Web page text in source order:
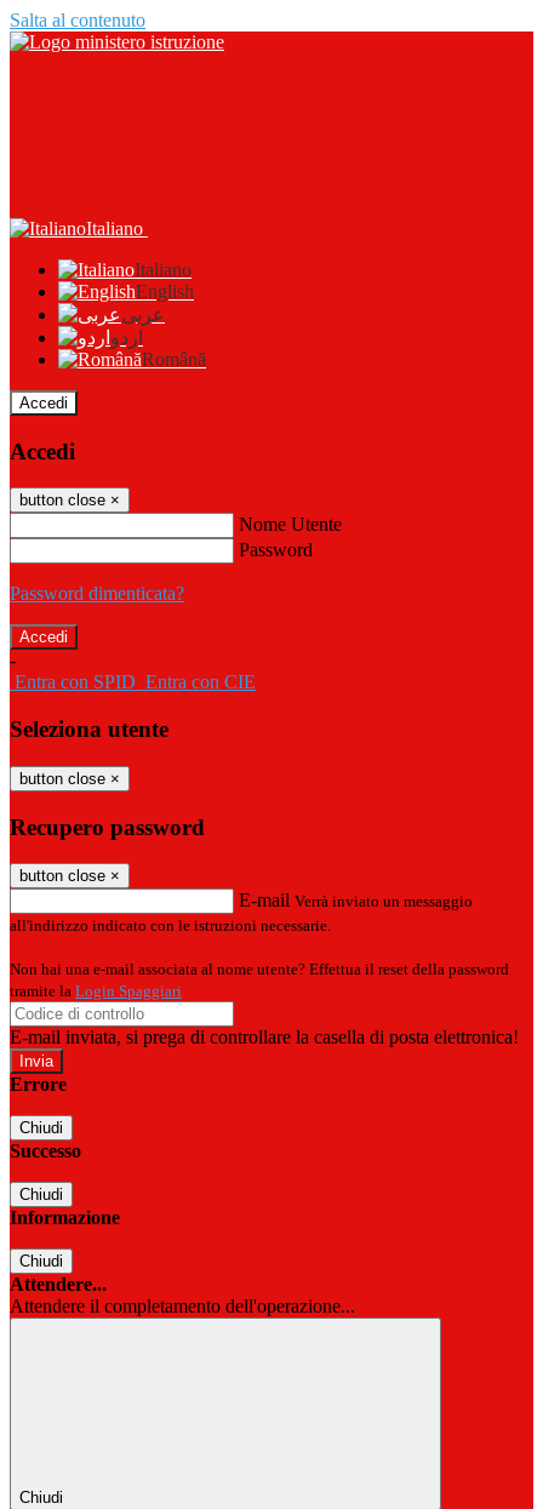
Salta al contenuto
Italiano
Italiano
English
عربى
اردو
Română
Accedi
Accedi
button close ×
Nome Utente
Password
Password dimenticata?
-
Entra con SPID Entra con CIE
Seleziona utente
button close ×
Recupero password
button close ×
E-mail Verrà inviato un messaggio
all'indirizzo indicato con le istruzioni necessarie.
Non hai una e-mail associata al nome utente? Effettua il reset della password
tramite la Login Spaggiari
E-mail inviata, si prega di controllare la casella di posta elettronica!
Errore
Chiudi
Successo
Chiudi
Informazione
Chiudi
Attendere...
Attendere il completamento dell'operazione...
Chiudi